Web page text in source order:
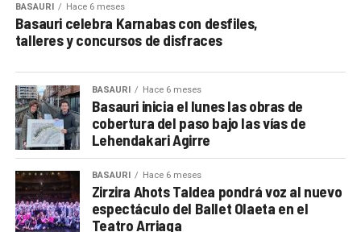
BASAURI Hace 6 meses
Basauri celebra Karnabas con desfiles,
talleres y concursos de disfraces
BASAURI Hace 6 meses
Basauri inicia el lunes las obras de
cobertura del paso bajo las vías de
Lehendakari Agirre
BASAURI Hace 6 meses
Zirzira Ahots Taldea pondrá voz al nuevo
espectáculo del Ballet Olaeta en el
Teatro Arriaga